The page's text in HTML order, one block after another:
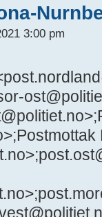
3:00 pm
PDI Agder<post.agder@politiet.no>;post.moreogromsdal@politiet.no<post.moreogromsdal@politiet.no>;post.sor-vest@politiet.no<post.sor-vest@politiet.no>;Postmottak Trøndelag politidistrikt<post.trondelag@politiet.no>;Postmottak Finnmark politidistrikt<post.finnmark@politiet.no>;Firmapost - Sysselmannen på Svalbard<firmapost@sysselmannen.no>;politidirektoratet@politiet.no<politidirektoratet@politiet.no>;post@pst.politiet.no<post@pst.politiet.no>;Pressevakt i Politidirektoratet<info.pod@politiet.no>;firmapost@nkom.no<firmapost@nkom.no>;firmapost@nho.no<firmapost@nho.no>;Postmottak HPM Riksadvokaten<postmottak@riksadvokaten.no>;post.nasj.emb@statsadvokatene.no<post.nasj.emb@statsadvokatene.no>;post.okokrim@politiet.no<post.okokrim@politiet.no>;post.agder@statsadvokatene.no<post.agder@statsadvokatene.no>;Postmottak HPM Hedmark og Oppland<post.hop@statsadvokatene.no>;post.hordaland@statsadvokatene.no<post.hordaland@statsadvokatene.no>;Postmottak HPM Møre og Romsdal statsadvokatembeter<post.mr@statsadvokatene.no>;post.rogaland@statsadvokatene.no<post.rogaland@statsadvokatene.no>;post.tf@statsadvokatene.no<post.tf@statsadvokatene.no>;post.vtb@statsadvokatene.no<post.vtb@statsadvokatene.no>;ap.postmottak@stortinget.no<ap.postmottak@stortinget.no>;hoyre.postmottak@stortinget.no<hoyre.postmottak@stortinget.no>;frp.postmottak@stortinget.no<frp.postmottak@stortinget.no>;frp@frp.no<frp@frp.no>;politikk@hoyre.no<politikk@hoyre.no>;dna@dna.no<dna@dna.no>;sp.postmottak@stortinget.no<sp.postmottak@stortinget.no>;epost@senterpartiet.no<epost@senterpartiet.no>;sv.postmottak@stortinget.no<sv.postmottak@stortinget.no>;post@sv.no<post@sv.no>;krf.postmottak@stortinget.no<krf.postmottak@stortinget.no>;krf@krf.no<krf@krf.no>;venstre.postmottak@stortinget.no<venstre.postmottak@stortinget.no>;venstre@venstre.no<venstre@venstre.no>;mdg.postmottak@stortinget.no<mdg.postmottak@stortinget.no>;mdg@mdg.no<mdg@mdg.no>;postmottak.rodt@stortinget.no<postmottak.rodt@stortinget.no>;roedt@roedt.no<roedt@roedt.no>;marthescharning.lund@oslo.kommune.no<marthescharning.lund@oslo.kommune.no>;dorthe.lianes@byr.oslo.kommune.no<dorthe.lianes@byr.oslo.kommune.no>;oyvind.arum@byr.oslo.kommune.no<oyvind.arum@byr.oslo.kommune.no>;Byrådsleder<byradsleder@oslo.kommune.no>;postkasse@datatilsynet.no<postkasse@datatilsynet.no>;kontroll-konstitusjon@stortinget.no<kontroll-konstitusjon@stortinget.no>;Tilsynsutvalget<Tilsynsutvalget@domstoladministrasjonen.no>;postmottak@riksrevisjonen.no<postmottak@riksrevisjonen.no>;nav.tonsberg@nav.no<nav.tonsberg@nav.no>;nav.tromso@nav.no<nav.tromso@nav.no>;nav.ost-viken@nav.no<nav.ost-viken@nav.no>;nav.agder@nav.no<nav.agder@nav.no>;nav.vest-viken@nav.no<nav.vest-viken@nav.no>;nav.vestland@nav.no<nav.vestland@nav.no>;nav.innlandet@nav.no<nav.innlandet@nav.no>;nav.nordland@nav.no<nav.nordland@nav.no>;nav.oslo@nav.no<nav.oslo@nav.no>;nav.trondelag@nav.no<nav.trondelag@nav.no>;nav.rogaland@nav.no<nav.rogaland@nav.no>;presse@nav.no<presse@nav.no>;post@dnmf.no<post@dnmf.no>;post@slottet.no<post@slottet.no>;info@fffs.no<info@fffs.no>;medlemsservice@sjooff.no<medlemsservice@sjooff.no>;nsf<firmapost@sjomannsforbundet.no>;post@rederi.no<post@rederi.no>;Morten Løke<mortenloke@gmail.com>;Eivor